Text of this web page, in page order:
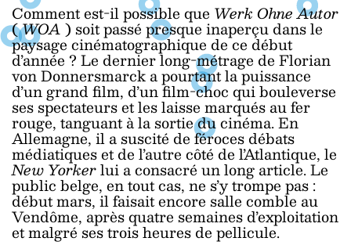
Comment est-il possible que Werk Ohne Autor
(WOA) soit passé presque inaperçu dans le
paysage cinématographique de ce début
d’année ? Le dernier long-métrage de Florian
von Donnersmarck a pourtant la puissance
d’un grand film, d’un film-choc qui bouleverse
ses spectateurs et les laisse marqués au fer
rouge, tanguant à la sortie du cinéma. En
Allemagne, il a suscité de féroces débats
médiatiques et de l’autre côté de l’Atlantique, le
New Yorkerlui a consacré un long article. Le
public belge, en tout cas, ne s’y trompe pas :
début mars, il faisait encore salle comble au
Vendôme, après quatre semaines d’exploitation
et malgré ses trois heures de pellicule.